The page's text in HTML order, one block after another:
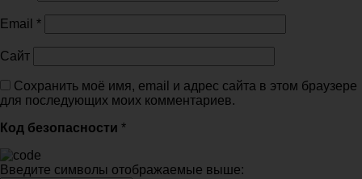
Email *
Сайт
Сохранить моё имя, email и адрес сайта в этом браузере
для последующих моих комментариев.
Код безопасности *
Введите символы отображаемые выше: